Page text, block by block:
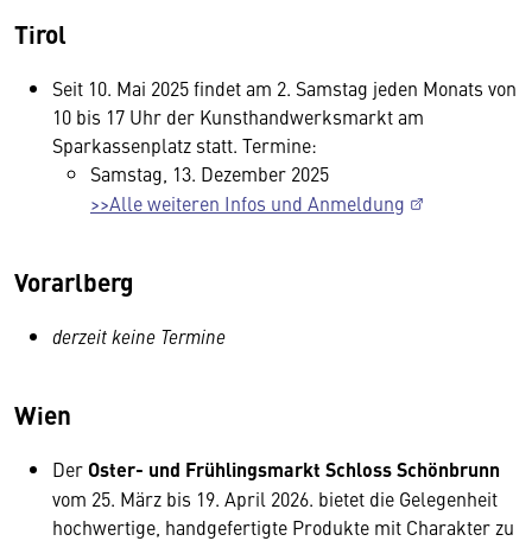
Tirol
Seit 10. Mai 2025 findet am 2. Samstag jeden Monats von
10 bis 17 Uhr der Kunsthandwerks­markt am
Sparkassenplatz statt. Termine:
Samstag, 13. Dezember 2025
>>Alle weiteren Infos und Anmeldung
Vorarlberg
derzeit keine Termine
Wien
Der Oster- und Frühlingsmarkt Schloss Schönbrunn
vom 25. März bis 19. April 2026. bietet die Gelegenheit
hochwertige, handgefertigte Produkte mit Charakter zu